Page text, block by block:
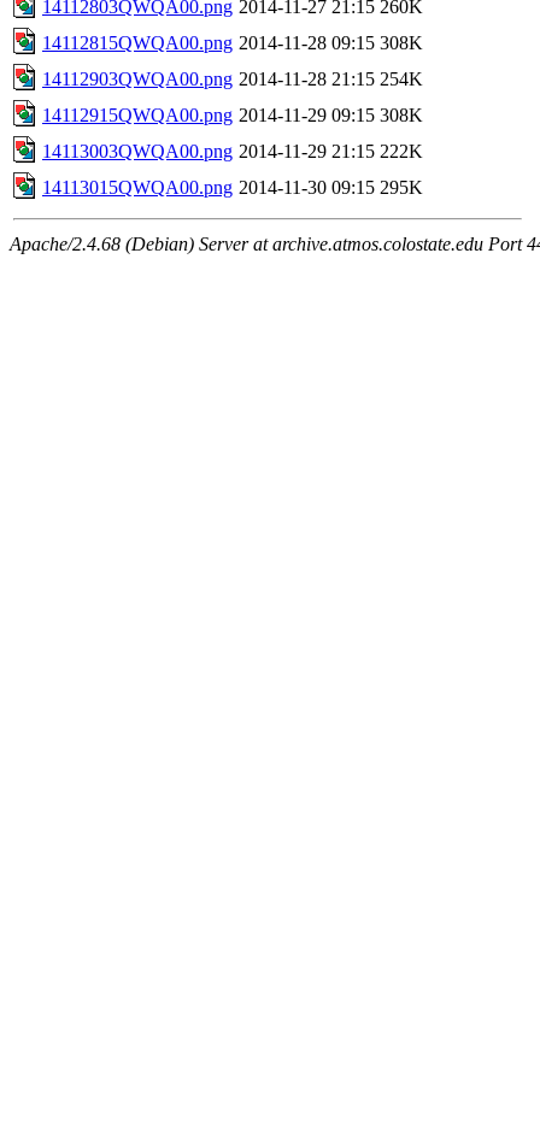
14112803QWQA00.png 2014-11-27 21:15 260K
14112815QWQA00.png 2014-11-28 09:15 308K
14112903QWQA00.png 2014-11-28 21:15 254K
14112915QWQA00.png 2014-11-29 09:15 308K
14113003QWQA00.png 2014-11-29 21:15 222K
14113015QWQA00.png 2014-11-30 09:15 295K
Apache/2.4.68 (Debian) Server at archive.atmos.colostate.edu Port